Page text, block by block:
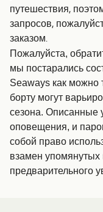
путешествия,
запросов,
заказом.
Пожалуйста,
мы постарались
Seaways как можно
борту могут
сезона. Описанные
оповещения, и
собой право
взамен
предварительного